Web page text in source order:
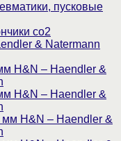
пусковые
со2
& Natermann
H&N – Haendler &
H&N – Haendler &
мм H&N – Haendler &